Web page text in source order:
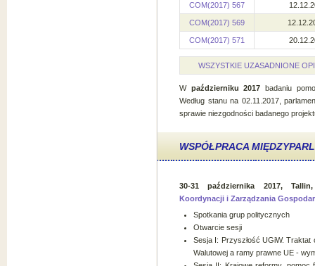
COM(2017) 567
COM(2017) 569
COM(2017) 571
WSZYSTKIE UZASADNIONE
W październiku2017 badaniu
Według stanu na 02.11.2017,
sprawie niezgodności badanego
WSPÓŁPRACA
30-31 października 2017,
Koordynacji i Zarządzania
Spotkania grup politycznych
Otwarcie sesji
Sesja I: Przyszłość UGiW.
Walutowej a ramy prawne UE -